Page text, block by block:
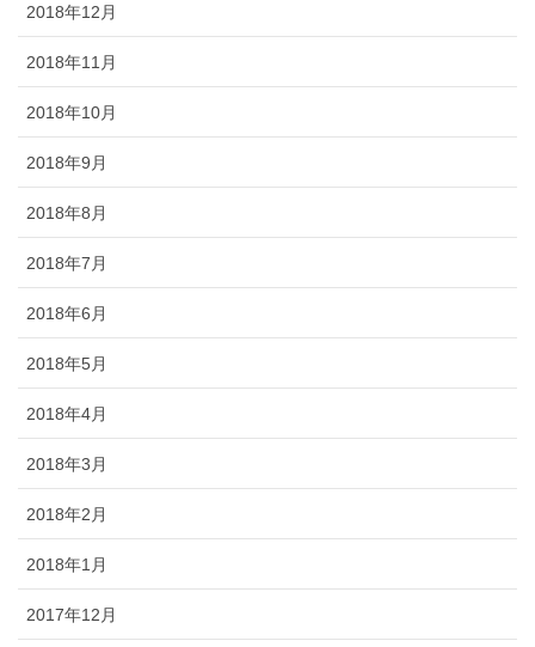
2018年12月
2018年11月
2018年10月
2018年9月
2018年8月
2018年7月
2018年6月
2018年5月
2018年4月
2018年3月
2018年2月
2018年1月
2017年12月